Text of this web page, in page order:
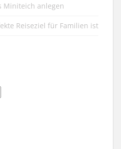
Miniteich anlegen
Reiseziel für Familien ist